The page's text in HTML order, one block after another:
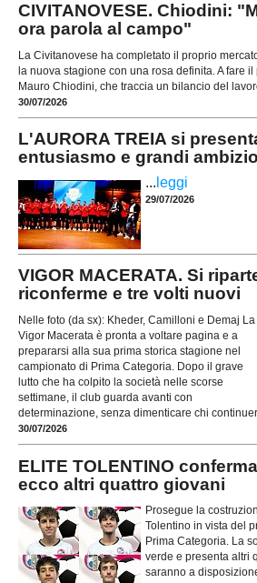
CIVITANOVESE. Chiodini:
ora parola al campo"
La Civitanovese ha completato il proprio
la nuova stagione con una rosa definita. A fare
Mauro Chiodini, che traccia un bilancio del
30/07/2026
L'AURORA TREIA si
entusiasmo e grandi
... leggi
29/07/2026
VIGOR MACERATA. Si
riconferme e tre volti nuovi
Nelle foto (da sx): Kheder, Camilloni e Demaj La
Vigor Macerata è pronta a voltare pagina e a
prepararsi alla sua prima storica stagione nel
campionato di Prima Categoria. Dopo il grave
lutto che ha colpito la società nelle scorse
settimane, il club guarda avanti con
determinazione, senza dimenticare chi
30/07/2026
ELITE TOLENTINO
ecco altri quattro giovani
Prosegue la
Tolentino in vista del
Prima Categoria. La
verde e presenta altri
saranno a